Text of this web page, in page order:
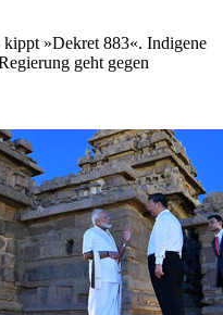
»Dekret 883«. Indigene
geht gegen